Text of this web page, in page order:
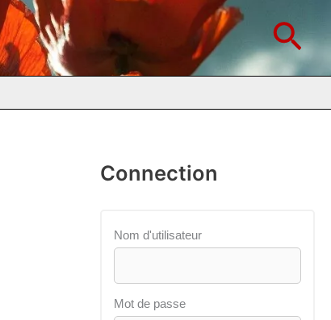
Connection
Nom d'utilisateur
Mot de passe